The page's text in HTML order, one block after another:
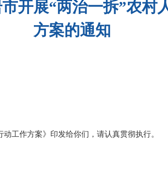
开展“两治一拆”农村
方案的通知
工作方案》印发给你们，请认真贯彻执行。